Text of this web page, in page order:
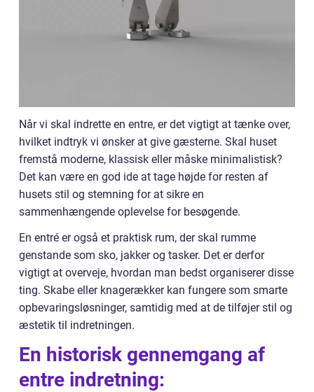
Når vi skal indrette en entre, er det vigtigt at tænke over,
hvilket indtryk vi ønsker at give gæsterne. Skal huset
fremstå moderne, klassisk eller måske minimalistisk?
Det kan være en god ide at tage højde for resten af
husets stil og stemning for at sikre en
sammenhængende oplevelse for besøgende.
En entré er også et praktisk rum, der skal rumme
genstande som sko, jakker og tasker. Det er derfor
vigtigt at overveje, hvordan man bedst organiserer disse
ting. Skabe eller knagerækker kan fungere som smarte
opbevaringsløsninger, samtidig med at de tilføjer stil og
æstetik til indretningen.
En historisk gennemgang af
entre indretning: